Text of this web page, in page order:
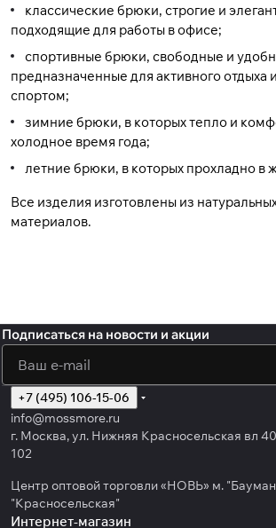
классические брюки, строгие и
подходящие для работы в офисе;
спортивные брюки, свободные и
предназначенные для активного отдыха
спортом;
зимние брюки, в которых тепло и
холодное время года;
летние брюки, в которых прохладно в
Все изделия изготовлены из
материалов.
Подписаться на новости и акции
+7 (495) 106-15-06
info@mossmore.ru
г. Москва, ул. Нижняя Красносельская вл
102
Центр оптовой торговли «НОВЬ» м.
"Красносельская"
Интернет-магазин